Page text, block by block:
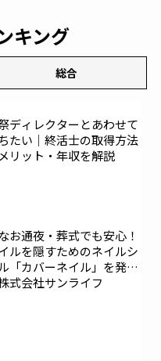
。」が親の相続につい
名を対象に意識調査
実施～Sasuke Financial
キング
総合
ディレクターとあわせて
たい｜終活士の取得方法
リット・年収を解説
お通夜・葬式でも安心！
ルを隠すためのネイルシ
「カバーネイル」を発売
式会社サンライフ